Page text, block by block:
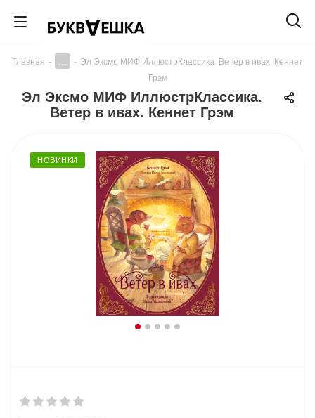
Главная - - Эл Эксмо МИФ ИллюстрКлассика. Ветер в ивах. Кеннет
Грэм
Эл Эксмо МИФ ИллюстрКлассика.
Ветер в ивах. Кеннет Грэм
НОВИНКИ